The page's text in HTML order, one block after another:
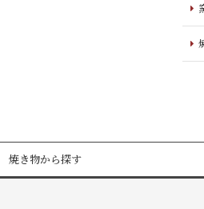
焼き物から探す